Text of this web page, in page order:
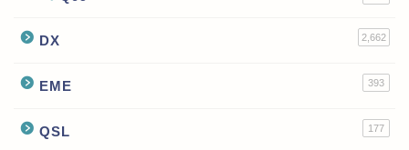
DX 2,662
EME 393
QSL 177